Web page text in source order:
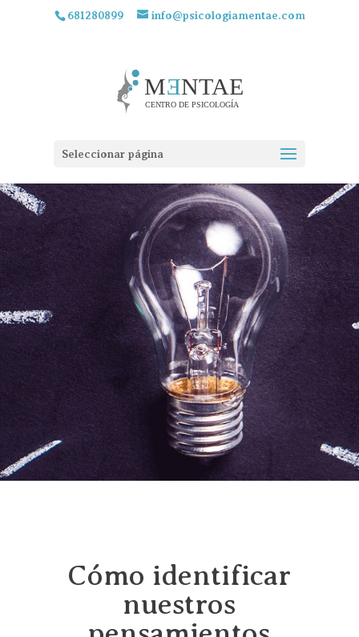
681280899 info@psicologiamentae.com
Seleccionar página
Cómo identificar
nuestros